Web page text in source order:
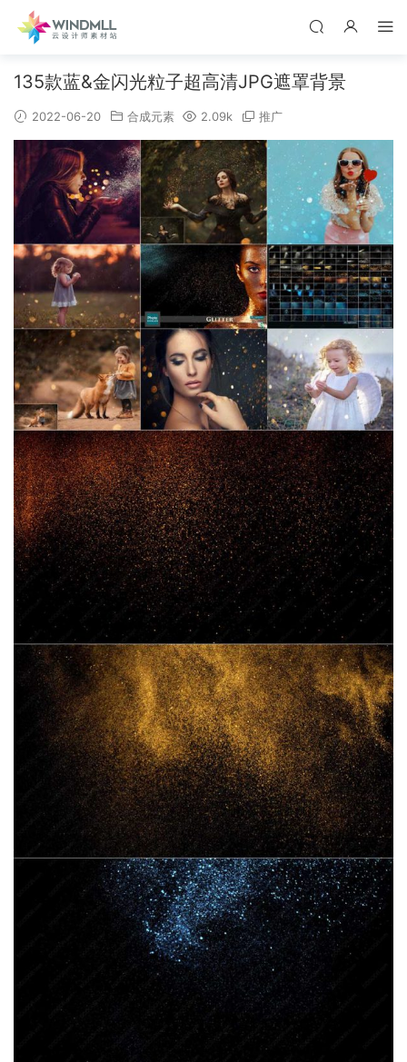
135款蓝&金闪光粒子超高清JPG遮罩背景
2022-06-20 合成元素 2.09k 推广